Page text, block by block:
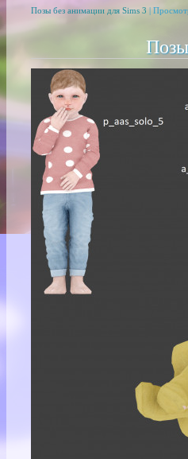
Позы без анимации для Sims 3 |